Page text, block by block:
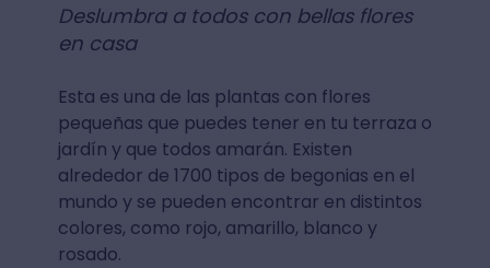
Deslumbra a todos con bellas flores
en casa
Esta es una de las plantas con flores
pequeñas que puedes tener en tu terraza o
jardín y que todos amarán. Existen
alrededor de 1700 tipos de begonias en el
mundo y se pueden encontrar en distintos
colores, como rojo, amarillo, blanco y
rosado.